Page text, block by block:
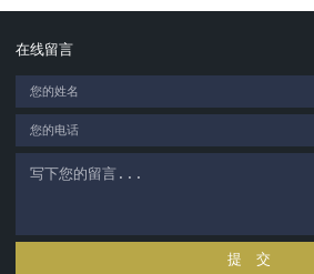
在线留言
提 交